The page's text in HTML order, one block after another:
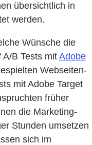
übersichtlich in
werden.
Wünsche die
A/B Tests mit Adobe
Webseiten-
mit Adobe Target
früher
die Marketing-
Stunden umsetzen
sich im